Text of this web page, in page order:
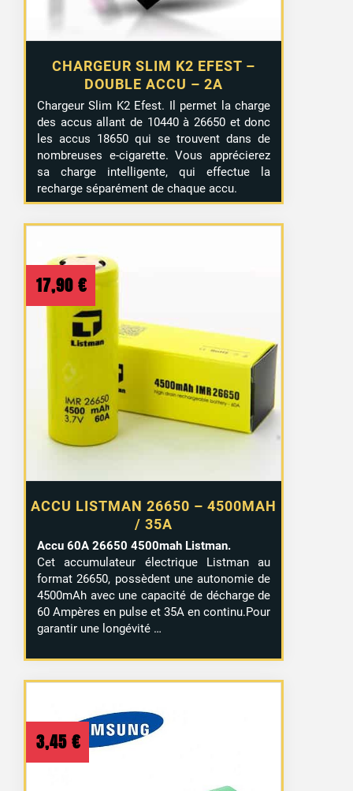
CHARGEUR SLIM K2 EFEST –
DOUBLE ACCU – 2A
Chargeur Slim K2 Efest. Il permet la charge
des accus allant de 10440 à 26650 et donc
les accus 18650 qui se trouvent dans de
nombreuses e-cigarette. Vous apprécierez
sa charge intelligente, qui effectue la
recharge séparément de chaque accu.
ACCU LISTMAN 26650 – 4500MAH
/ 35A
17,90 €
Accu 60A 26650 4500mah Listman.
Cet accumulateur électrique Listman au
format 26650, possèdent une autonomie de
4500mAh avec une capacité de décharge de
60 Ampères en pulse et 35A en continu.Pour
garantir une longévité …
3,45 €